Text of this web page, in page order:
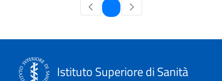
Pagina
Istituto Superiore di Sanità